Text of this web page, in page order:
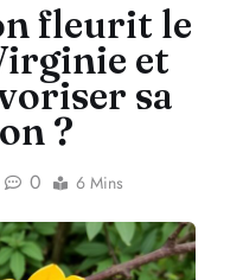
fleurit le
et
sa
?
0 6 Mins